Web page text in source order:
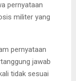
pernyataan
militer yang
pernyataan
jawab
tidak sesuai